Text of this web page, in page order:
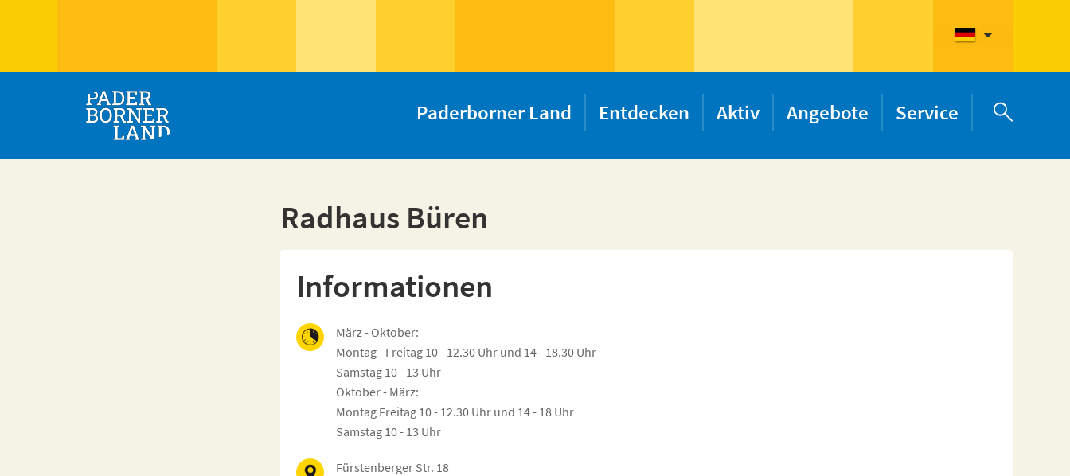

Paderborner Land Entdecken Aktiv Angebote Service
Radhaus Büren
Informationen
März - Oktober:
Montag - Freitag 10 - 12.30 Uhr und 14 - 18.30 Uhr
Samstag 10 - 13 Uhr
Oktober - März:
Montag Freitag 10 - 12.30 Uhr und 14 - 18 Uhr
Samstag 10 - 13 Uhr
Fürstenberger Str. 18